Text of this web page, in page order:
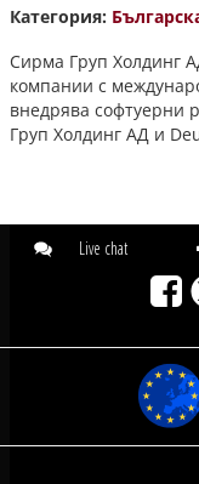
Категория:
Сирма Груп Холдинг
компании с
внедрява софтуерни
Груп Холдинг АД и
Live chat